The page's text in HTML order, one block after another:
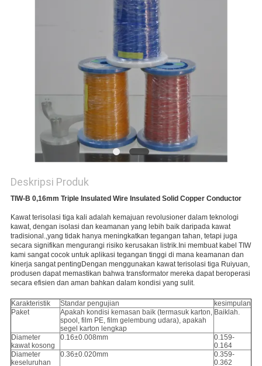
Deskripsi Produk
TIW-B 0,16mm Triple Insulated Wire Insulated Solid Copper Conductor
Kawat terisolasi tiga kali adalah kemajuan revolusioner dalam teknologi
kawat, dengan isolasi dan keamanan yang lebih baik daripada kawat
tradisional.,yang tidak hanya meningkatkan tegangan tahan, tetapi juga
secara signifikan mengurangi risiko kerusakan listrik.Ini membuat kabel TIW
kami sangat cocok untuk aplikasi tegangan tinggi di mana keamanan dan
kinerja sangat pentingDengan menggunakan kawat terisolasi tiga Ruiyuan,
produsen dapat memastikan bahwa transformator mereka dapat beroperasi
secara efisien dan aman bahkan dalam kondisi yang sulit.
Karakteristik Standar pengujian
kesimpulan
Paket
Apakah kondisi kemasan baik (termasuk karton,
spool, film PE, film gelembung udara), apakah
segel karton lengkap
Baiklah.
Diameter
kawat kosong
0.16±0.008mm
0.159-
0.164
Diameter
keseluruhan
0.36±0.020mm
0.359-
0.362